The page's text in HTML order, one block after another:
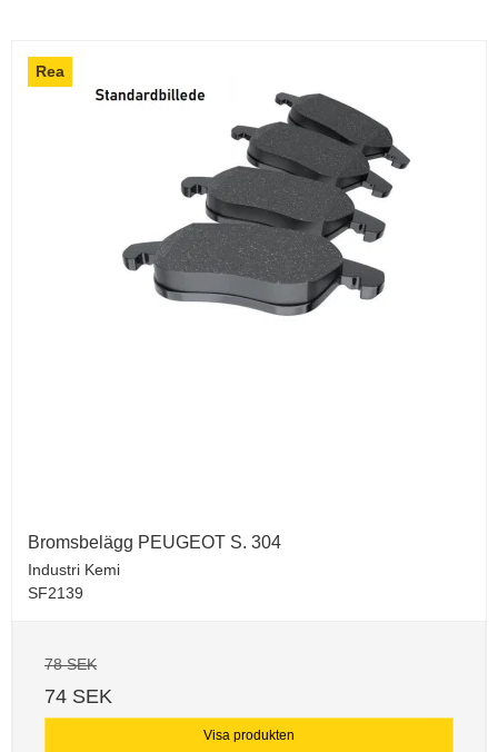
Rea
Bromsbelägg PEUGEOT S. 304
Industri Kemi
SF2139
78 SEK
74 SEK
Visa produkten